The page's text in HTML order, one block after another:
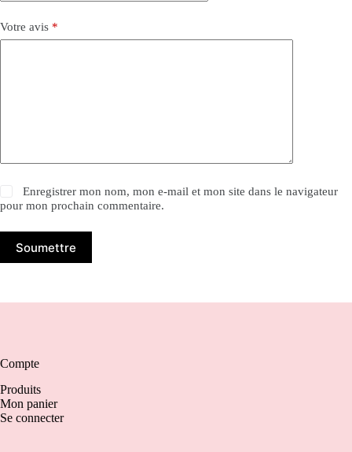
Votre avis *
Enregistrer mon nom, mon e-mail et mon site dans le navigateur
pour mon prochain commentaire.
Soumettre
Compte
Produits
Mon panier
Se connecter